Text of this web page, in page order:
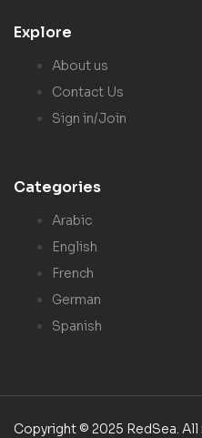
Explore
About us
Contact Us
Sign in/Join
Categories
Arabic
English
French
German
Spanish
Copyright © 2025 RedSea.